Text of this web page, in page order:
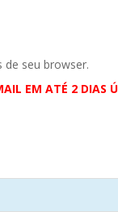
seu browser.
EM ATÉ 2 DIAS